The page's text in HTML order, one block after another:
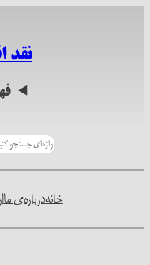
نقد
خانهدرباره‌ی ما